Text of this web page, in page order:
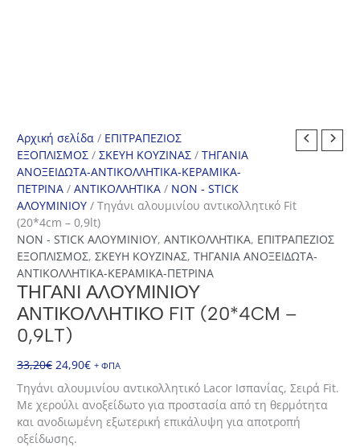
Αρχική σελίδα / ΕΠΙΤΡΑΠΕΖΙΟΣ
ΕΞΟΠΛΙΣΜΟΣ /ΣΚΕΥΗ ΚΟΥΖΙΝΑΣ /ΤΗΓΑΝΙΑ
ΑΝΟΞΕΙΔΩΤΑ-ΑΝΤΙΚΟΛΛΗΤΙΚΑ-ΚΕΡΑΜΙΚΑ-
ΠΕΤΡΙΝΑ /ΑΝΤΙΚΟΛΛΗΤΙΚΑ / NON - STICK
ΑΛΟΥΜΙΝΙΟΥ / Τηγάνι αλουμινίου αντικολλητικό Fit
(20*4cm – 0,9lt)
NON - STICK ΑΛΟΥΜΙΝΙΟΥ,ΑΝΤΙΚΟΛΛΗΤΙΚΑ, ΕΠΙΤΡΑΠΕΖΙΟΣ
ΕΞΟΠΛΙΣΜΟΣ,ΣΚΕΥΗ ΚΟΥΖΙΝΑΣ,ΤΗΓΑΝΙΑ ΑΝΟΞΕΙΔΩΤΑ-
ΑΝΤΙΚΟΛΛΗΤΙΚΑ-ΚΕΡΑΜΙΚΑ-ΠΕΤΡΙΝΑ
ΤΗΓΆΝΙ ΑΛΟΥΜΙΝΊΟΥ
ΑΝΤΙΚΟΛΛΗΤΙΚΌ FIT (20*4CM –
0,9LT)
33,20€ Original
price
was:
33,20€.
24,90€Η
τρέχουσα
τιμή
είναι:
24,90€.
+ ΦΠΑ
Τηγάνι αλουμινίου αντικολλητικό Lacor Ισπανίας, Σειρά Fit.
Με χερούλι ανοξείδωτο για προστασία από τη θερμότητα
και ανοδιωμένη εξωτερική επικάλυψη για αποτροπή
οξείδωσης.